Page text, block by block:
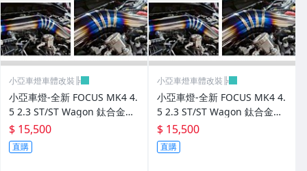
小亞車燈車體改裝╠
小亞車燈-全新 FOCUS MK4 4.
5 2.3 ST/ST Wagon 鈦合金高
效能強化MST加大進氣增壓管
$ 15,500
直購
小亞車燈車體改裝╠
小亞車燈-全新 FOCUS MK4 4.
5 2.3 ST/ST Wagon 鈦合金高
效能強化MST加大進氣增壓管
$ 15,500
直購